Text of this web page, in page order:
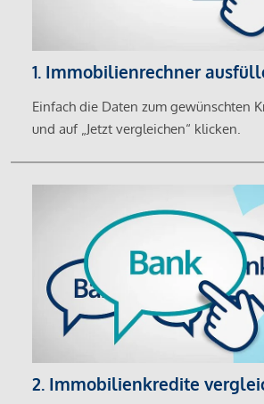
1. Immobilienrechner
Einfach die Daten zum gewünschten
und auf „Jetzt vergleichen“ klicken.
2. Immobilienkredite